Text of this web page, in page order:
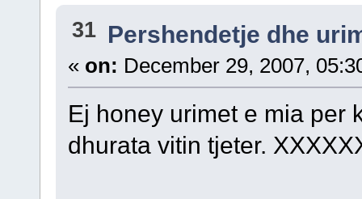
31 Pershendetje dhe
« on: December 29, 2007,
Ej honey urimet e mia per
dhurata vitin tjeter.